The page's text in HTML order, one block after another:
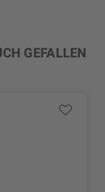
GEFALLEN